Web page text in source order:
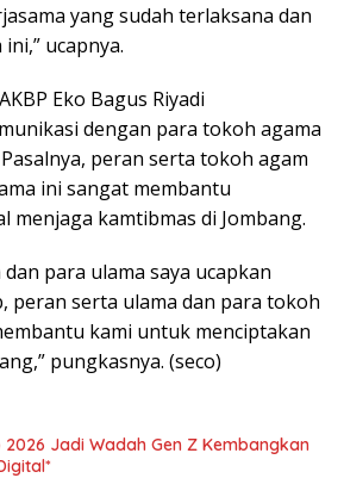
yang sudah terlaksana dan
ucapnya.
Eko Bagus Riyadi
dengan para tokoh agama
peran serta tokoh agam
ini sangat membantu
menjaga kamtibmas di Jombang.
para ulama saya ucapkan
peran serta ulama dan para tokoh
kami untuk menciptakan
pungkasnya. (seco)
Jadi Wadah Gen Z Kembangkan